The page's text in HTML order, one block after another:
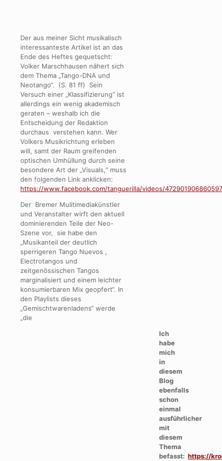
Der aus meiner Sicht musikalisch
interessanteste Artikel ist an das
Ende des Heftes gequetscht:
Volker Marschhausen nähert sich
dem Thema „Tango-DNA und
Neotango“. (S. 81 ff) Sein
Versuch einer „Klassifizierung“ ist
allerdings ein wenig akademisch
geraten – weshalb ich die
Entscheidung der Redaktion
durchaus verstehen kann. Wer
Volkers Musikrichtung erleben
will, samt der Raum greifenden
optischen Umhüllung durch seine
besondere Art der „Visuals,“ muss
den folgenden Link anklicken:
https://www.facebook.com/tanguerilla/videos/
Der Bremer Mulitimediakünstler
und Veranstalter wirft den aktuell
dominierenden Teile der Neo-
Szene vor, sie habe den
„Musikanteil der deutlich
sperrigeren Tango Nuevos ,
Electrotangos und
zeitgenössischen Tangos
marginalisiert und einem leichter
konsumierbaren Mix geopfert“. In
den Playlists dieses
„Gemischtwarenladens“ werde
„die
Ich
habe
mich
in
diesem
Blog
ebenfalls
schon
einmal
ausführlicher
mit
diesem
Thema
befasst: https://